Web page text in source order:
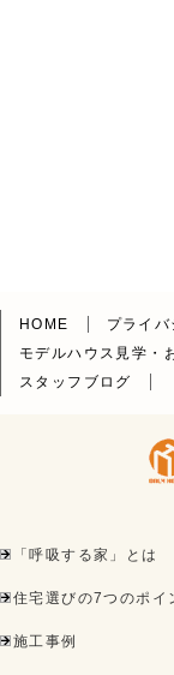
HOME
プライ
モデルハウス見学・
スタッフブログ
「呼吸する家」とは
住宅選びの7つのポイ
施工事例